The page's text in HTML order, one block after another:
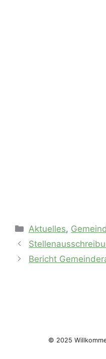
Kategorien
Aktuelles,
Bericht
© 2025